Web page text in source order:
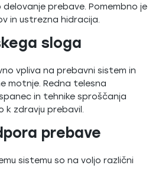
prebave. Pomembno je
in ustrezna hidracija.
sloga
vpliva na prebavni sistem in
motnje. Redna telesna
in tehnike sproščanja
k zdravju prebavil.
prebave
sistemu so na voljo različni